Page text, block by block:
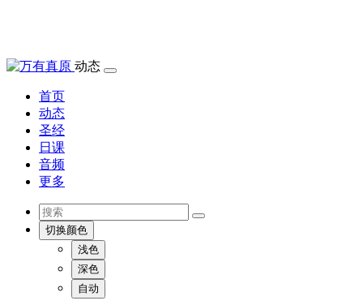
动态
首页
动态
圣经
日课
音频
更多
切换颜色
浅色
深色
自动